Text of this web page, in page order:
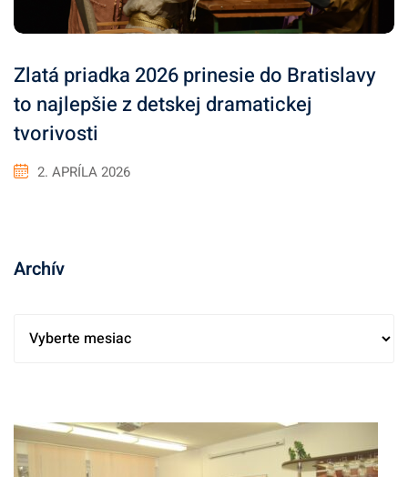
Zlatá priadka 2026 prinesie do Bratislavy
to najlepšie z detskej dramatickej
tvorivosti
2. APRÍLA 2026
Archív
í
v